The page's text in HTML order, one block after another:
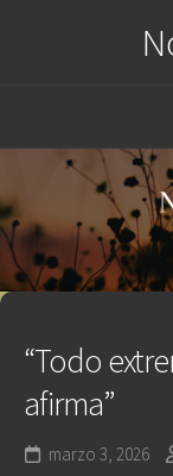
“Todo
afirma”
marzo 3, 2026